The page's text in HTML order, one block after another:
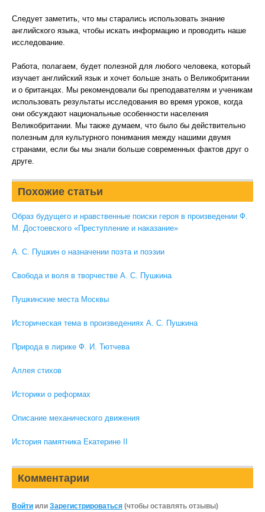
Следует заметить, что мы старались использовать знание
английского языка, чтобы искать информацию и проводить наше
исследование.
Работа, полагаем, будет полезной для любого человека, который
изучает английский язык и хочет больше знать о Великобритании
и о британцах. Мы рекомендовали бы преподавателям и ученикам
использовать результаты исследования во время уроков, когда
они обсуждают национальные особенности населения
Великобритании. Мы также думаем, что было бы действительно
полезным для культурного понимания между нашими двумя
странами, если бы мы знали больше современных фактов друг о
друге.
Похожие статьи
Образ будущего и нравственные поиски героя в произведении Ф.
М. Достоевского «Преступление и наказание»
А. С. Пушкин о назначении поэта и поэзии
Свобода и воля в творчестве А. С. Пушкина
Пушкинские места Москвы
Историческая тема в произведениях А. С. Пушкина
Природа в лирике Ф. И. Тютчева
Аллея стихов
Историки о реформах
Описание механического движения
История памятника Екатерине II
Комментарии
Войти или Зарегистрироваться (чтобы оставлять отзывы)